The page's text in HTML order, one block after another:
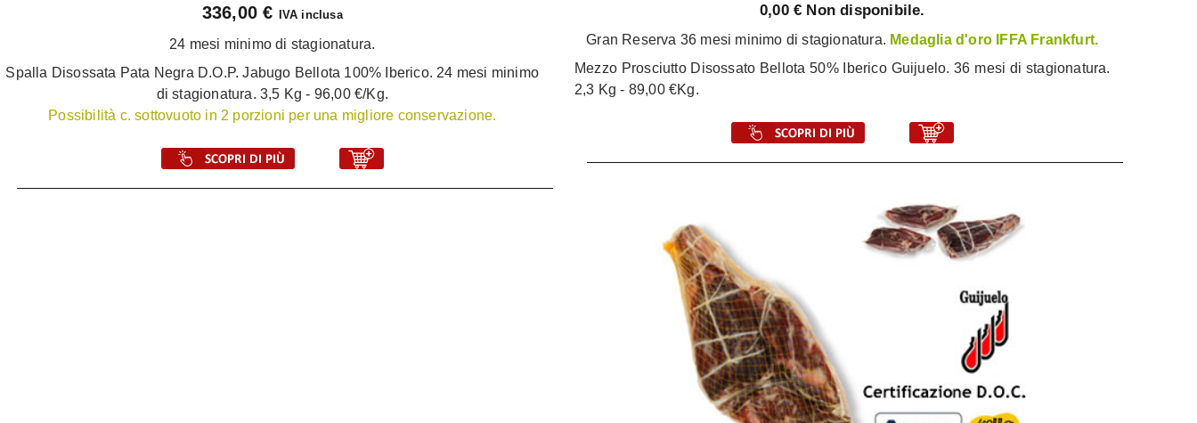
336,00 € IVA inclusa
24 mesi minimo di stagionatura.
Spalla Disossata Pata Negra D.O.P. Jabugo Bellota 100% Iberico. 24 mesi minimo
di stagionatura. 3,5 Kg - 96,00 €/Kg.
Possibilità c. sottovuoto in 2 porzioni per una migliore conservazione.
0,00 € Non disponibile.
Gran Reserva 36 mesi minimo di stagionatura. Medaglia d'oro IFFA Frankfurt.
Mezzo Prosciutto Disossato Bellota 50% Iberico Guijuelo. 36 mesi di stagionatura.
2,3 Kg - 89,00 €Kg.